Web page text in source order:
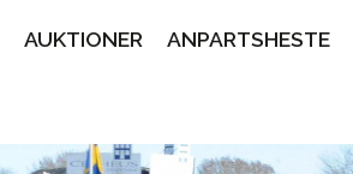
AUKTIONER ANPARTSHESTE